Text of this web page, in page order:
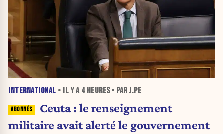
INTERNATIONAL • IL Y A 4 HEURES• PAR J.PE
Ceuta : le renseignement
militaire avait alerté le gouvernement